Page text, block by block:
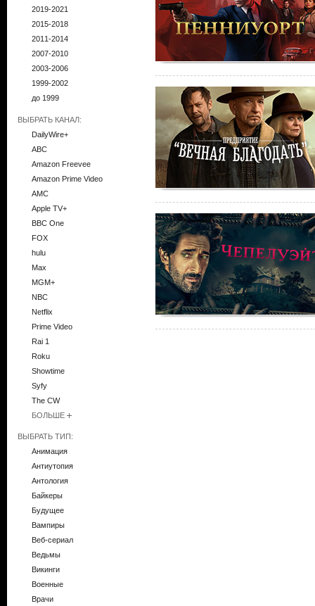
2019-2021
2015-2018
2011-2014
2007-2010
2003-2006
1999-2002
до 1999
ВЫБРАТЬ КАНАЛ:
DailyWire+
ABC
Amazon Freevee
Amazon Prime Video
AMC
Apple TV+
BBC One
FOX
hulu
Max
MGM+
NBC
Netflix
Prime Video
Rai 1
Roku
Showtime
Syfy
The CW
БОЛЬШЕ
ВЫБРАТЬ ТИП:
Анимация
Антиутопия
Антология
Байкеры
Будущее
Вампиры
Веб-сериал
Ведьмы
Викинги
Военные
Врачи